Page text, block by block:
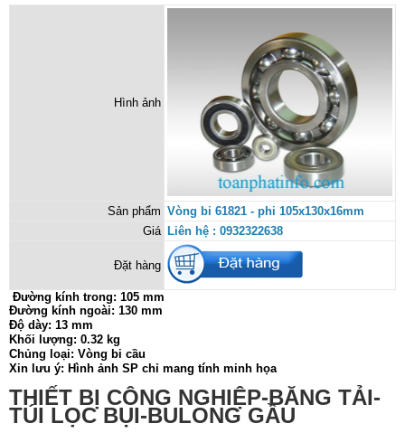
Hình ảnh
Sản phẩm Vòng bi 61821 - phi 105x130x16mm
Giá Liên hệ : 0932322638
Đặt hàng
Đường kính trong: 105 mm
Đường kính ngoài: 130 mm
Độ dày: 13 mm
Khối lượng: 0.32 kg
Chủng loại: Vòng bi cầu
Xin lưu ý: Hình ảnh SP chỉ mang tính minh họa
THIẾT BỊ CÔNG NGHIỆP-BĂNG TẢI-
TÚI LỌC BỤI-BULONG GẦU